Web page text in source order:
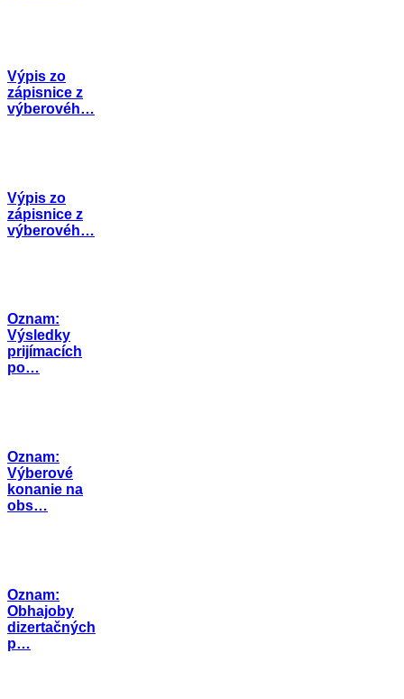
Výpis zo
zápisnice z
výberovéh…
Výpis zo
zápisnice z
výberovéh…
Oznam:
Výsledky
prijímacích
po…
Oznam:
Výberové
konanie na
obs…
Oznam:
Obhajoby
dizertačných
p…